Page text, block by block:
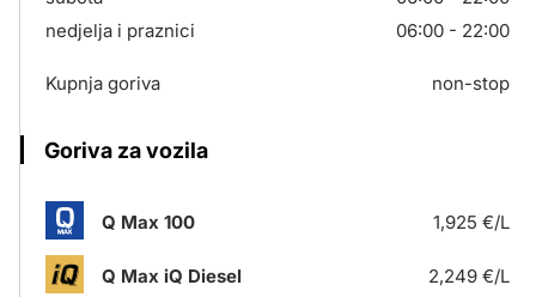
nedjelja i praznici
06:00 - 22:00
Kupnja goriva non-stop
Goriva za vozila
Q Max 100 1,925 €/L
Q Max iQ Diesel 2,249 €/L